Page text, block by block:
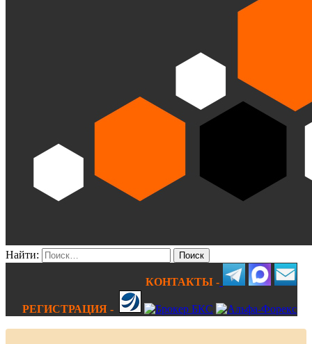
Найти:
КОНТАКТЫ -
РЕГИСТРАЦИЯ -